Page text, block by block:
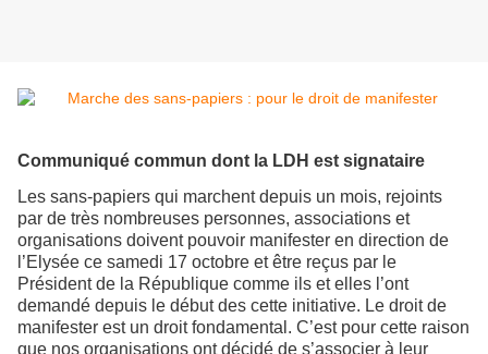
Communiqué commun dont la LDH est signataire
Les sans-papiers qui marchent depuis un mois, rejoints
par de très nombreuses personnes, associations et
organisations doivent pouvoir manifester en direction de
l’Elysée ce samedi 17 octobre et être reçus par le
Président de la République comme ils et elles l’ont
demandé depuis le début des cette initiative. Le droit de
manifester est un droit fondamental. C’est pour cette raison
que nos organisations ont décidé de s’associer à leur